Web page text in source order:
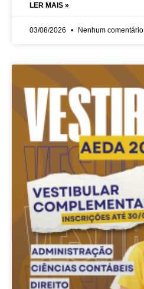
LER MAIS »
03/08/2026 Nenhum comentário